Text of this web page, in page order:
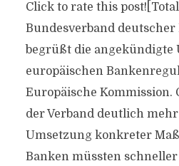
Click to rate this
Bundesverband deutscher
begrüßt die
europäischen
Europäische
der Verband deutlich
Umsetzung konkreter
Banken müssten